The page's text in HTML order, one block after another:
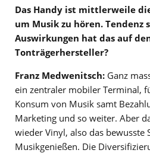
Das Handy ist mittlerweile
um Musik zu hören. Tendenz
Auswirkungen hat das auf
Tonträgerhersteller?
Franz Medwenitsch: Ganz
ein zentraler mobiler Terminal,
Konsum von Musik samt
Marketing und so weiter. Aber
wieder Vinyl, also das bewusste
Musikgenießen. Die